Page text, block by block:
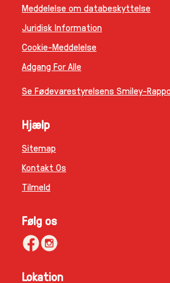
Meddelelse om databeskyttelse
Juridisk Information
Cookie-Meddelelse
Adgang For Alle
Se Fødevarestyrelsens Smiley-
Hjælp
Sitemap
Kontakt Os
Tilmeld
Følg os
Lokation